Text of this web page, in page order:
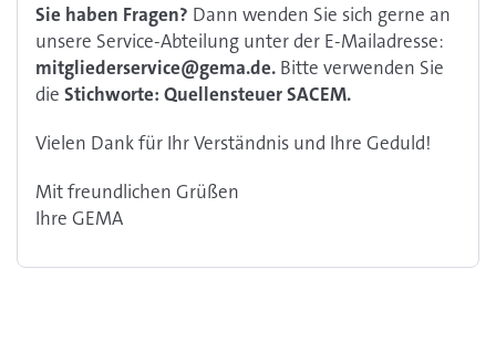
Sie haben Fragen? Dann wenden Sie sich gerne an
unsere Service-Abteilung unter der E-Mailadresse:
mitgliederservice@gema.de. Bitte verwenden Sie
die Stichworte: Quellensteuer SACEM.
Vielen Dank für Ihr Verständnis und Ihre Geduld!
Mit freundlichen Grüßen
Ihre GEMA